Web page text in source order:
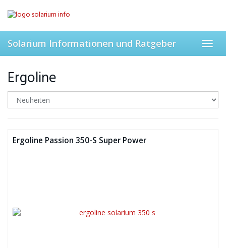
Solarium Informationen und Ratgeber
Ergoline
Ergoline Passion 350-S Super Power